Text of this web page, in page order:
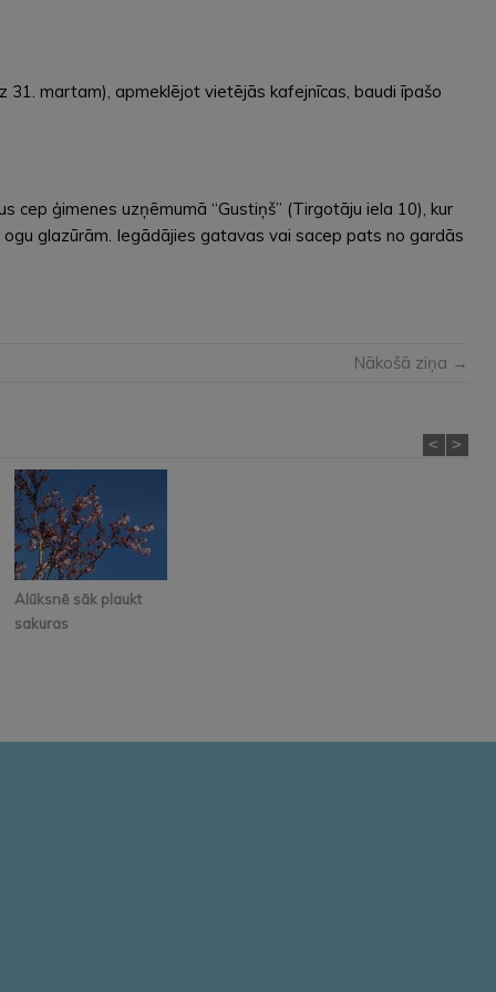
31. martam), apmeklējot vietējās kafejnīcas, baudi īpašo
cep ģimenes uzņēmumā “Gustiņš” (Tirgotāju iela 10), kur
glazūrām. Iegādājies gatavas vai sacep pats no gardās
Nākošā ziņa →
Alūksnē sāk plaukt
sakuras
< >